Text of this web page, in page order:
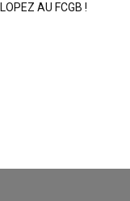
AU FCGB !